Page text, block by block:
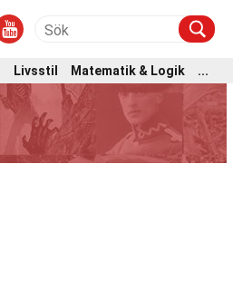
Livsstil Matematik & Logik ...